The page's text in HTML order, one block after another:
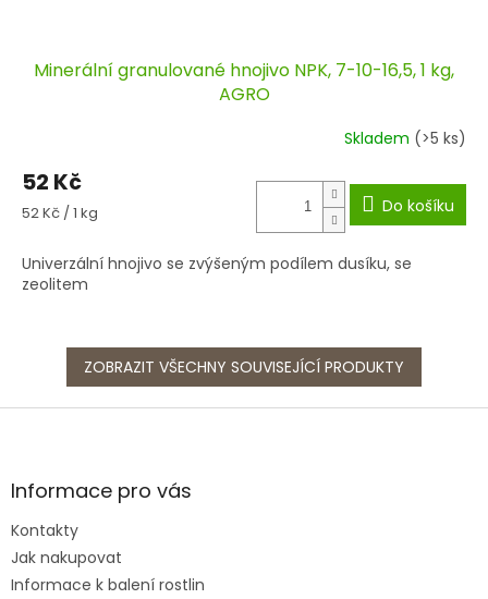
Minerální granulované hnojivo NPK, 7-10-16,5, 1 kg,
AGRO
Skladem (>5 ks)
52 Kč
Měrná
52 Kč / 1 kg Do košíku
Univerzální hnojivo se zvýšeným podílem dusíku, se
zeolitem
ZOBRAZIT VŠECHNY SOUVISEJÍCÍ PRODUKTY
Z
aInformace pro vás
Kontakty
Jak nakupovat
Informace k balení rostlin